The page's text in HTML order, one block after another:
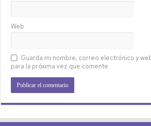
Web
Guarda mi nombre, correo electrónico y
para la próxima vez que comente.